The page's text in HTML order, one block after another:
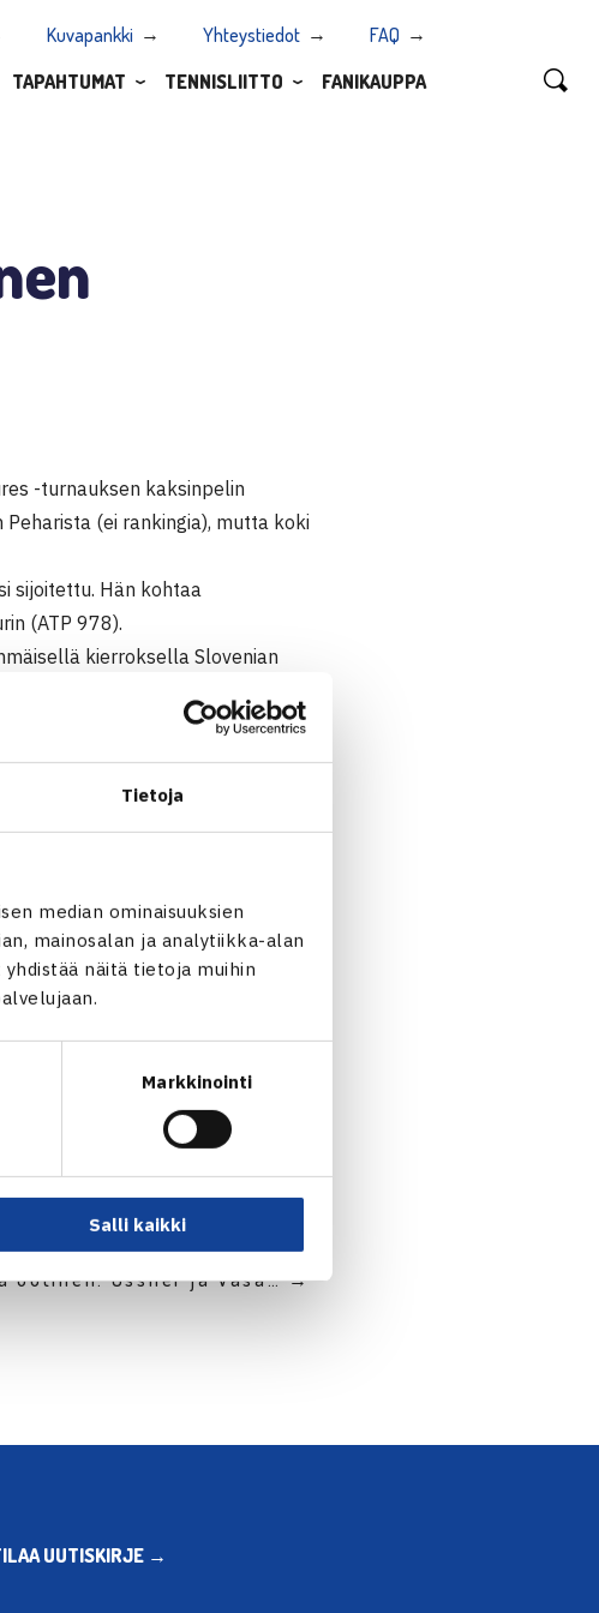
Tietoja
median ominaisuuksien
mainosalan ja analytiikka-alan
näitä tietoja muihin
Markkinointi
Salli kaikki
Kuvapankki Yhteystiedot
FAQ
TAPAHTUMAT TENNISLIITTO FANIKAUPPA
-turnauksen kaksinpelin
(ei rankingia), mutta koki
sijoitettu. Hän kohtaa
(ATP 978).
kierroksella Slovenian
uutinen: Ussher ja Vasa… →
UUTISKIRJE →